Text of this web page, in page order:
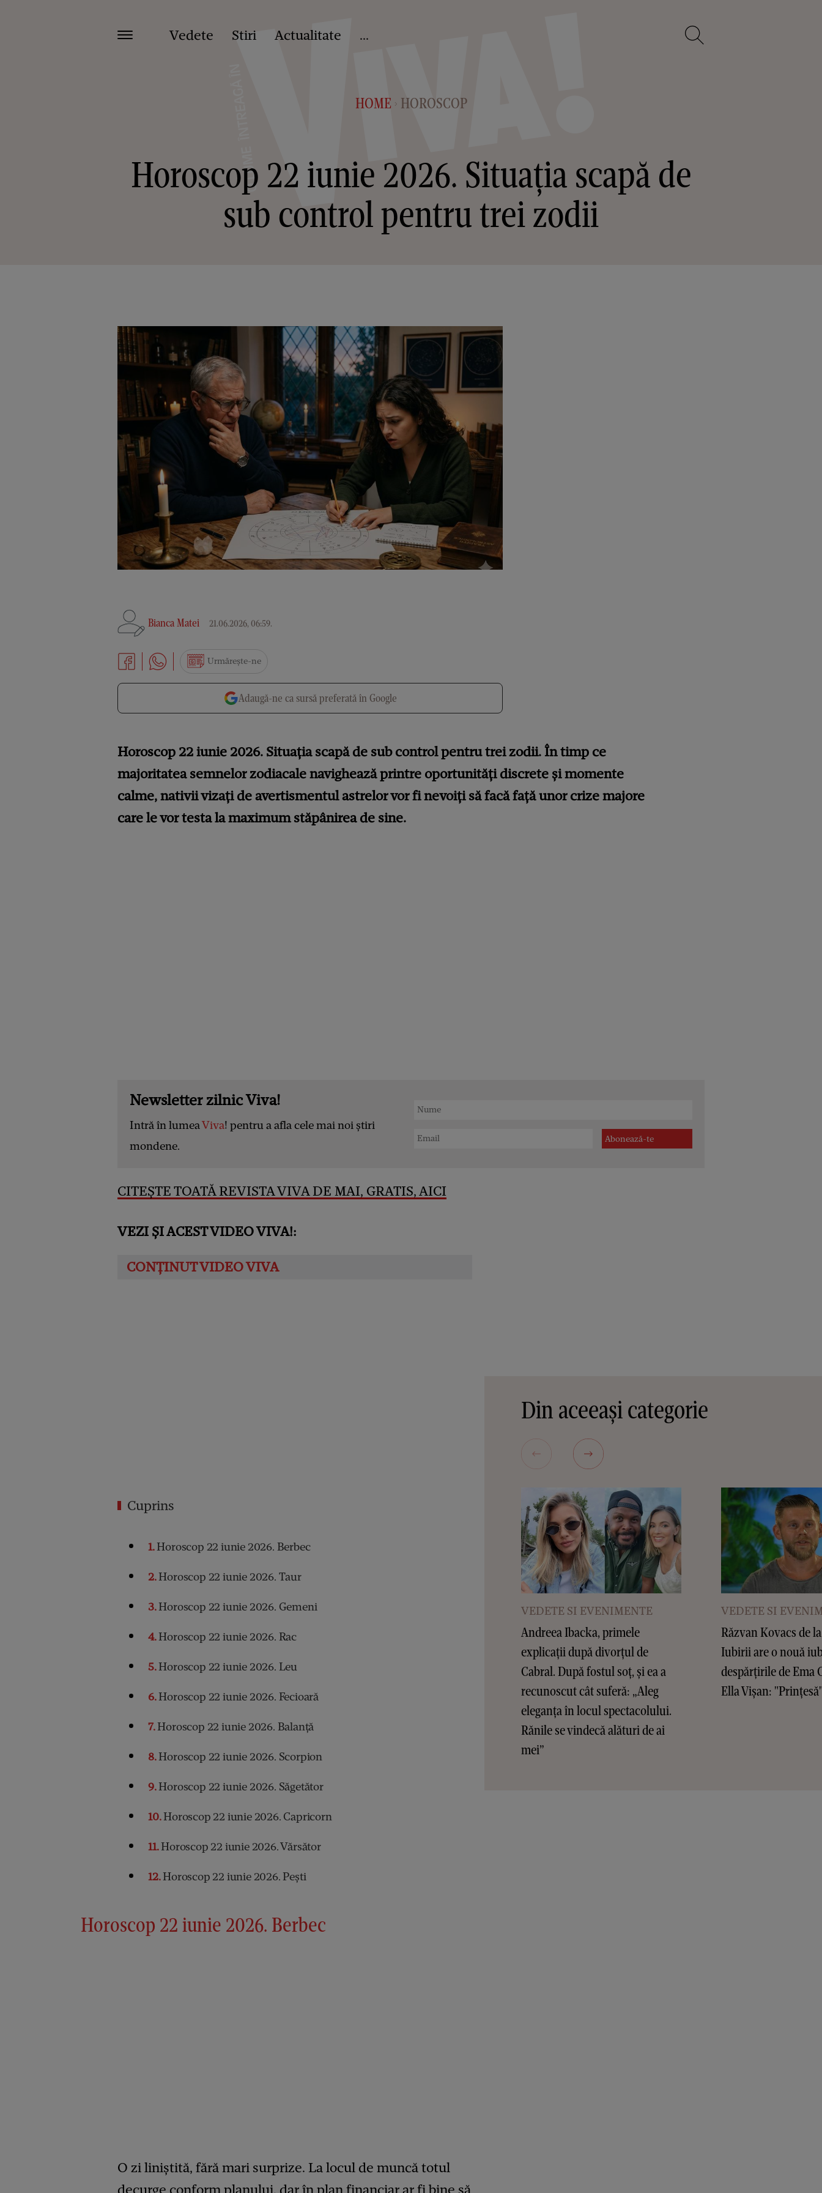
Vedete Stiri Actualitate ...
HOME > HOROSCOP
Horoscop 22 iunie 2026. Situația scapă de
sub control pentru trei zodii
Bianca Matei 21.06.2026, 06:59.
Urmărește-ne
Adaugă-ne ca sursă preferată în Google
Horoscop 22 iunie 2026. Situația scapă de sub control pentru trei zodii. În timp ce
majoritatea semnelor zodiacale navighează printre oportunități discrete și momente
calme, nativii vizați de avertismentul astrelor vor fi nevoiți să facă față unor crize majore
care le vor testa la maximum stăpânirea de sine.
Newsletter zilnic Viva!
Intră în lumeaViva! pentru a afla cele mai noi știri
mondene.
CITEȘTE TOATĂ REVISTA VIVA DE MAI, GRATIS, AICI
VEZI ȘI ACEST VIDEO VIVA!:
Cuprins
1Horoscop 22 iunie 2026. Berbec
2Horoscop 22 iunie 2026. Taur
3Horoscop 22 iunie 2026. Gemeni
4Horoscop 22 iunie 2026. Rac
5Horoscop 22 iunie 2026. Leu
6Horoscop 22 iunie 2026. Fecioară
7Horoscop 22 iunie 2026. Balanță
8Horoscop 22 iunie 2026. Scorpion
9Horoscop 22 iunie 2026. Săgetător
10Horoscop 22 iunie 2026. Capricorn
11Horoscop 22 iunie 2026. Vărsător
12Horoscop 22 iunie 2026. Pești
Horoscop 22 iunie 2026. Berbec
O zi liniștită, fără mari surprize. La locul de muncă totul
decurge conform planului, dar în plan financiar ar fi bine să
Din aceeași categorie
VEDETE SI EVENIMENTE
Andreea Ibacka, primele
explicații după divorțul de
Cabral. După fostul soț, și ea a
recunoscut cât suferă: „Aleg
eleganța în locul spectacolului.
Rănile se vindecă alături de ai
mei”
VEDETE SI
Răzvan Kovacs de
Iubirii are o nouă
despărțirile de Ema
Ella Vișan: